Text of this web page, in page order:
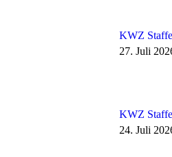
KWZ
27. Juli
KWZ
24. Juli